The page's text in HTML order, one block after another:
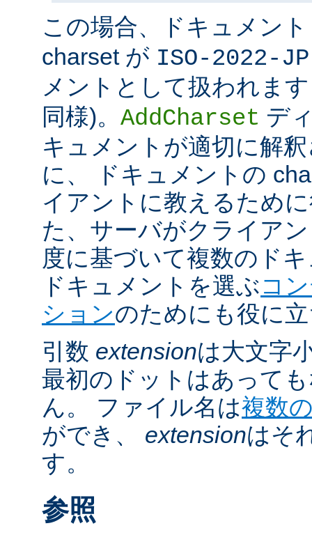
この場合、ドキュメン
charset が ISO-2022-JP
メントとして扱われま
同様)。 AddCharset デ
キュメントが適切に解
に、 ドキュメントの
イアントに教えるため
た、サーバがクライア
度に基づいて複数のド
ドキュメントを選ぶコ
ションのためにも役に
引数 extensionは大文字
最初のドットはあって
ん。 ファイル名は複数
ができ、 extensionはそ
す。
参照